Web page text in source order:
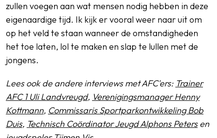
zullen voegen aan wat mensen nodig hebben in deze
eigenaardige tijd. Ik kijk er vooral weer naar uit om
op het veld te staan wanneer de omstandigheden
het toe laten, lol te maken en slap te lullen met de
jongens.
Lees ook de andere interviews met AFC'ers: Trainer
AFC 1 Uli Landvreugd, Verenigingsmanager Henny
Kottmann, Commissaris Sportparkontwikkeling Bob
Duis, Technisch Coördinator Jeugd Alphons Petersen